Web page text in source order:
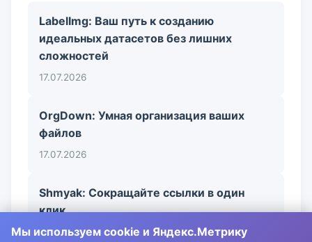
LabelImg: Ваш путь к созданию
идеальных датасетов без лишних
сложностей
17.07.2026
OrgDown: Умная организация ваших
файлов
17.07.2026
Shmyak: Сокращайте ссылки в один
клик
17.07.2026
Мы используем cookie и Яндекс.Метрику